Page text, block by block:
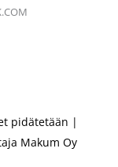
pidätetään |
Makum Oy